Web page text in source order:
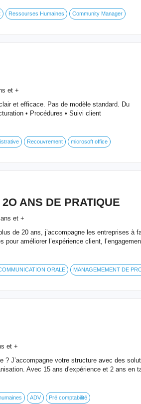
Ressourses Humaines Community Manager
et +
et efficace. Pas de modèle standard. Du
• Procédures • Suivi client
Recouvrement microsoft office
ANS DE PRATIQUE
et +
de 20 ans, j’accompagne les entreprises à
améliorer l’expérience client,
ORALE MANAGEMEMENT DE
et +
J’accompagne votre structure avec des
Avec 15 ans d'expérience et 2 ans en
ADV Pré comptabilité